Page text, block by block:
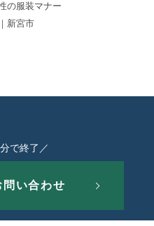
の服装マナー
新宮市
で終了／
い合わせ